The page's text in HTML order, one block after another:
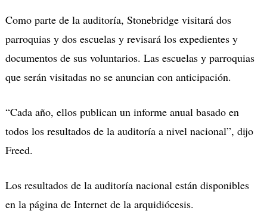
Como parte de la auditoría, Stonebridge visitará dos
parroquias y dos escuelas y revisará los expedientes y
documentos de sus voluntarios. Las escuelas y parroquias
que serán visitadas no se anuncian con anticipación.
“Cada año, ellos publican un informe anual basado en
todos los resultados de la auditoría a nivel nacional”, dijo
Freed.
Los resultados de la auditoría nacional están disponibles
en la página de Internet de la arquidiócesis.